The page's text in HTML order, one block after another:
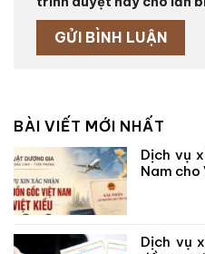
BÀI VIẾT MỚI NHẤT
Dịch vụ
Nam cho
Dịch vụ